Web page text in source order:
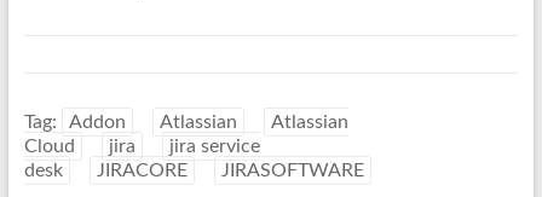
Tag: Addon Atlassian
Atlassian
Cloud
jira
jira service
desk
JIRACORE JIRASOFTWARE